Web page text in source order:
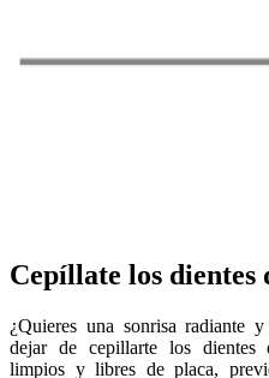
Cepíllate los dientes
¿Quieres una sonrisa radiante
dejar de cepillarte los dientes
limpios y libres de placa,